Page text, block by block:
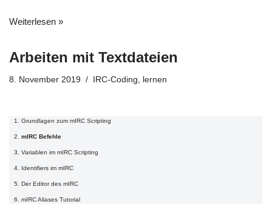
Weiterlesen »
Arbeiten mit Textdateien
8. November 2019 IRC-Coding, lernen
Grundlagen zum mIRC Scripting
mIRC Befehle
Variablen im mIRC Scripting
Identifiers im mIRC
Der Editor des mIRC
mIRC Aliases Tutorial